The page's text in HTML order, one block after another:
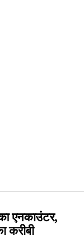
एनकाउंटर,
करीबी